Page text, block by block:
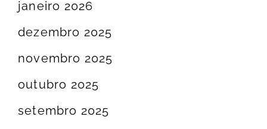
janeiro 2026
dezembro 2025
novembro 2025
outubro 2025
setembro 2025